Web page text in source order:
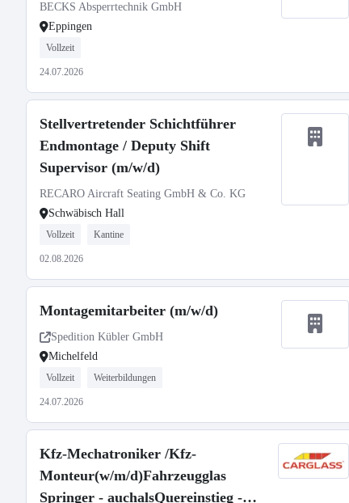
BECKS Absperrtechnik GmbH
Eppingen
Vollzeit
24.07.2026
Stellvertretender Schichtführer
Endmontage / Deputy Shift
Supervisor (m/w/d)
RECARO Aircraft Seating GmbH & Co. KG
Schwäbisch Hall
Vollzeit Kantine
02.08.2026
Montagemitarbeiter (m/w/d)
Spedition Kübler GmbH
Michelfeld
Vollzeit Weiterbildungen
24.07.2026
Kfz-Mechatroniker /Kfz-
Monteur(w/m/d)Fahrzeugglas
Springer - auchalsQuereinstieg -